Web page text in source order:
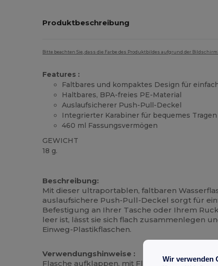
Produktbeschreibung
Bitte beachten Sie, dass die Farbe des Produktbildes aufgrund der
Features :
Faltbares und kompaktes Design für
Haltbares, BPA-freies PE-Material
Auslaufsicherer Push-Pull-Deckel
Integrierter Karabiner für bequemes Tragen
460 ml Fassungsvermögen
GEWICHT
18 g.
Beschreibung:
Mit dieser ultraportablen, faltbaren
auslaufsichere Push-Pull-Deckel sorgt für
Befestigung an Ihrer Tasche oder Ihrem
leer ist, lässt sie sich flach zusammenlegen
Einweg-Plastikflaschen.
Verwendungshinweise :
Flasche aufklappen, mit Flüssigkeit füllen,
Wir verwenden